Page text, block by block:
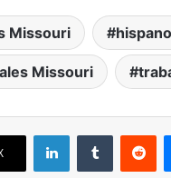
Missouri
Missouri
LinkedInTumblr